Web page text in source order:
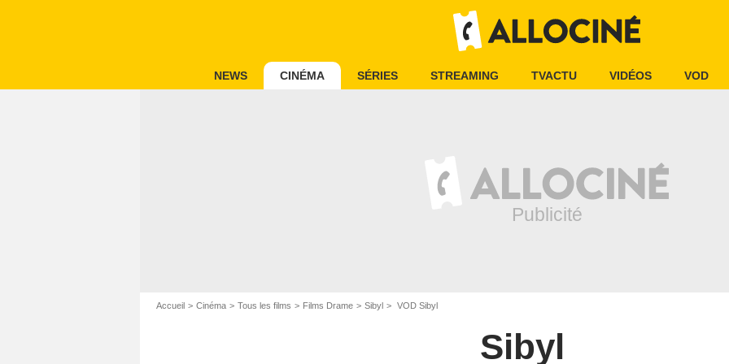
NEWS CINÉMA SÉRIES STREAMING TVACTU VIDÉOS VOD
Accueil Cinéma Tous les films Films Drame Sibyl VOD Sibyl
Sibyl